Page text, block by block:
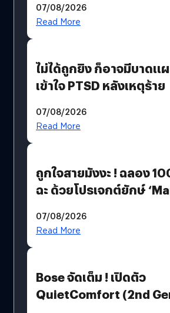
07/08/2026
Read More
ไม่ได้ถูกยิง ก็อาจมีบาดแ
เข้าใจ PTSD หลังเหตุร้าย
07/08/2026
Read More
ถูกใจสายมังงะ ! ฉลอง
ฉะ ด้วยโปรเจกต์ยักษ์
มีภาษาไทยด้วย
07/08/2026
Read More
Bose จัดเต็ม ! เปิดตัว
QuietComfort (2nd